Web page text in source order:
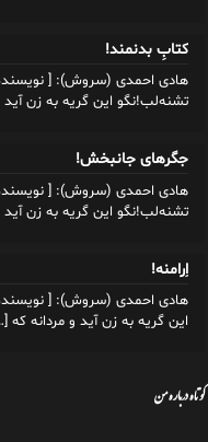
کتابِ بدنمند!
تشنه‌لب!نگو این گریه به زن آید
جگرهای جانبخش!
تشنه‌لب!نگو این گریه به زن آید
اِرامنه!
این گریه به زن آید و مردانه که
کوتاه درباره من